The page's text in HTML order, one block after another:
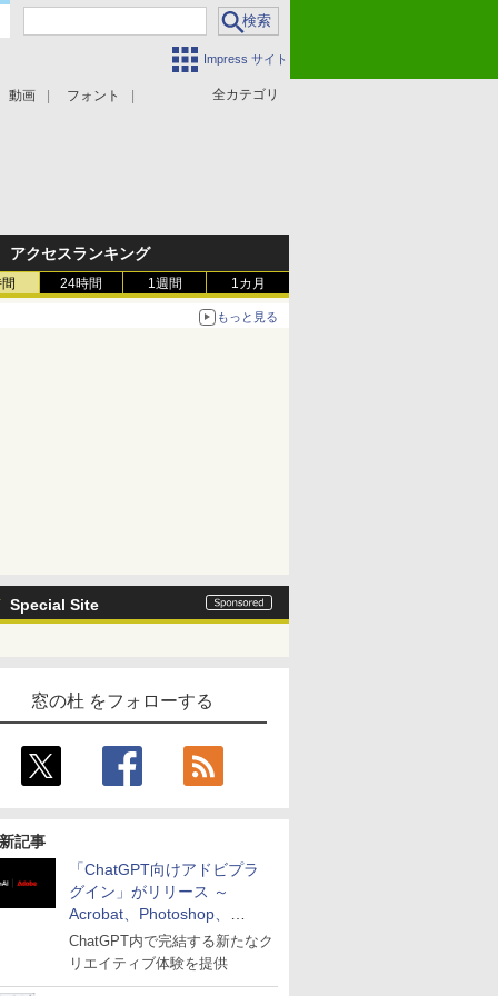
Impress サイト
全カテゴリ
動画 フォント
アクセスランキング
24時間 1週間 1カ月
もっと見る
Special Site
窓の杜 をフォローする
記事
「ChatGPT向けアドビプラ
グイン」がリリース ～
Acrobat、Photoshop、
Premiereなどの機能を1つの
プラグインに統合
ChatGPT内で完結する新たなク
リエイティブ体験を提供